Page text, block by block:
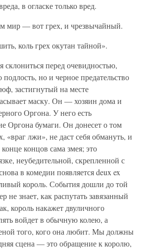
в огласке только вред.
мир — вот грех, и чрезвычайный.
коль грех окутан тайной».
склониться перед очевидностью,
подлость, но и черное предательство
застигнутый на месте
маску. Он — хозяин дома и
Оргона. У него есть
Оргона бумаги. Он донесет о том
«враг лжи», не даст себя обмануть, и
конце концов сама змея; это
неубедительной, скрепленной с
в комедии появляется deux ex
король. События дошли до той
не знает, как распутать завязанный
король накажет двуличного
войдет в обычную колею, а
того, кого она любит. Мы должны
сцена — это обращение к королю,